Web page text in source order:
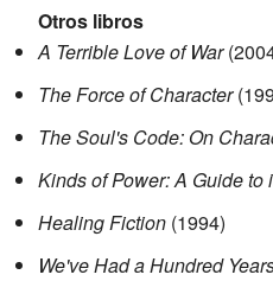
Otros libros
A Terrible Love of War
The Force of Character
The Soul's Code: On
Kinds of Power: A Guide to
Healing Fiction (1994)
We've Had a Hundred